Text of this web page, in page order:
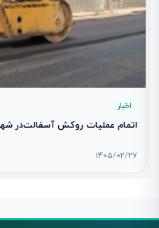
اخبار
اتمام عملیات روکش آسفالت‌در شهرک اندیشه
1405/02/27